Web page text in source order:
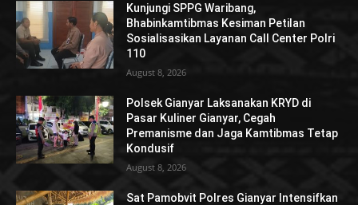
Kunjungi SPPG Waribang,
Bhabinkamtibmas Kesiman Petilan
Sosialisasikan Layanan Call Center Polri
110
August 8, 2026
Polsek Gianyar Laksanakan KRYD di
Pasar Kuliner Gianyar, Cegah
Premanisme dan Jaga Kamtibmas Tetap
Kondusif
August 8, 2026
Sat Pamobvit Polres Gianyar Intensifkan